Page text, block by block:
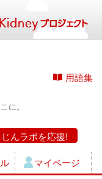
用語集
に。
じんラボを応援!
マイページ